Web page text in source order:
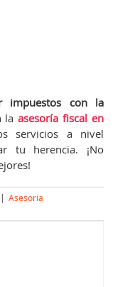
impuestos con la
laasesoría fiscal en
servicios a nivel
tu herencia. ¡No
| Asesoria